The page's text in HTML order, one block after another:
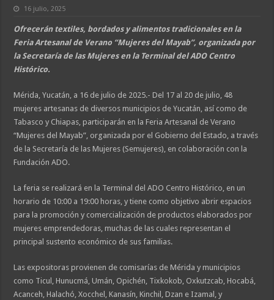
16 julio, 2025
Ofrecerán textiles, bordados y alimentos tradicionales en la
Feria Artesanal de Verano “Mujeres del Mayab”, organizada por
la Secretaría de las Mujeres en la Terminal del ADO Centro
Histórico.
Mérida, Yucatán, a 16 de julio de 2025.- Del 17 al 20 de julio, 48
mujeres artesanas de diversos municipios de Yucatán, así como de
Tabasco y Chiapas, participarán en la Feria Artesanal de Verano
“Mujeres del Mayab”, organizada por el Gobierno del Estado, a través
de la Secretaría de las Mujeres (Semujeres), en colaboración con la
Fundación ADO.
La feria se realizará en la Terminal del ADO Centro Histórico, en un
horario de 10:00 a 19:00 horas, y tiene como objetivo abrir espacios
para la promoción y comercialización de productos elaborados por
mujeres emprendedoras, muchas de las cuales representan el
principal sustento económico de sus familias.
Las expositoras provienen de comisarías de Mérida y municipios
como Ticul, Hunucmá, Umán, Opichén, Tixkokob, Oxkutzcab, Hocabá,
Acanceh, Halachó, Xocchel, Kanasín, Kinchil, Dzan e Izamal, y